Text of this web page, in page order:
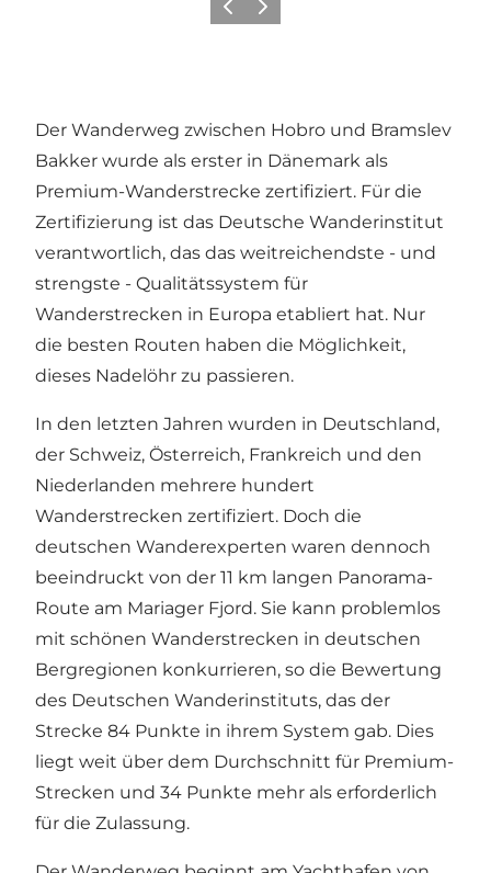
ZurückWeiter
Der Wanderweg zwischen Hobro und Bramslev
Bakker wurde als erster in Dänemark als
Premium-Wanderstrecke zertifiziert. Für die
Zertifizierung ist das Deutsche Wanderinstitut
verantwortlich, das das weitreichendste - und
strengste - Qualitätssystem für
Wanderstrecken in Europa etabliert hat. Nur
die besten Routen haben die Möglichkeit,
dieses Nadelöhr zu passieren.
In den letzten Jahren wurden in Deutschland,
der Schweiz, Österreich, Frankreich und den
Niederlanden mehrere hundert
Wanderstrecken zertifiziert. Doch die
deutschen Wanderexperten waren dennoch
beeindruckt von der 11 km langen Panorama-
Route am Mariager Fjord. Sie kann problemlos
mit schönen Wanderstrecken in deutschen
Bergregionen konkurrieren, so die Bewertung
des Deutschen Wanderinstituts, das der
Strecke 84 Punkte in ihrem System gab. Dies
liegt weit über dem Durchschnitt für Premium-
Strecken und 34 Punkte mehr als erforderlich
für die Zulassung.